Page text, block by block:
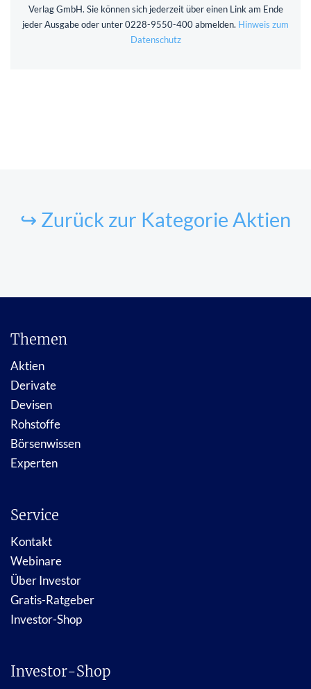
Verlag GmbH. Sie können sich jederzeit über einen Link am Ende
jeder Ausgabe oder unter 0228-9550-400 abmelden. Hinweis zum
Datenschutz
↪ Zurück zur Kategorie Aktien
Themen
Aktien
Derivate
Devisen
Rohstoffe
Börsenwissen
Experten
Service
Kontakt
Webinare
Über Investor
Gratis-Ratgeber
Investor-Shop
Investor-Shop